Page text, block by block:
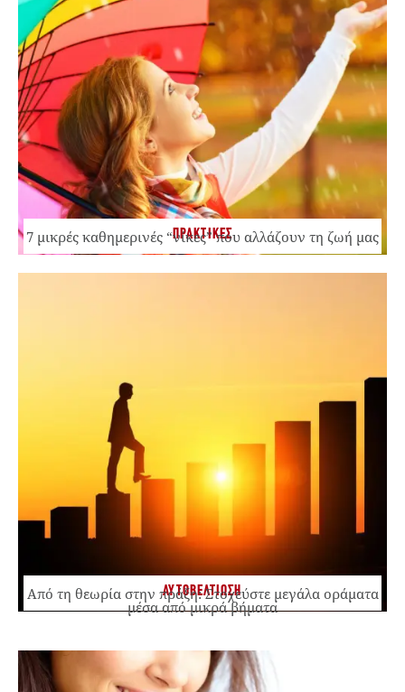
ΠΡΑΚΤΙΚΕΣ
7 μικρές καθημερινές “νίκες” που αλλάζουν τη ζωή μας
ΑΥΤΟΒΕΛΤΙΩΣΗ
Από τη θεωρία στην πράξη: Στοχεύστε μεγάλα οράματα
μέσα από μικρά βήματα